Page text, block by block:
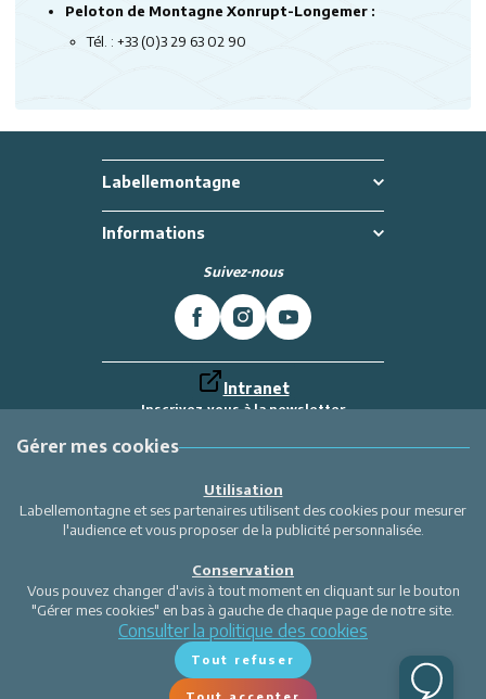
Peloton de Montagne Xonrupt-Longemer :
Tél. : +33 (0)3 29 63 02 90
Labellemontagne
Informations
Suivez-nous
Intranet
Inscrivez-vous à la newsletter
Labellemontagne
Gérer mes cookies
Utilisation
Labellemontagne et ses partenaires utilisent des cookies pour mesurer
l'audience et vous proposer de la publicité personnalisée.
Conservation
Vous pouvez changer d'avis à tout moment en cliquant sur le bouton
"Gérer mes cookies" en bas à gauche de chaque page de notre site.
Consulter la politique des cookies
Tout refuser